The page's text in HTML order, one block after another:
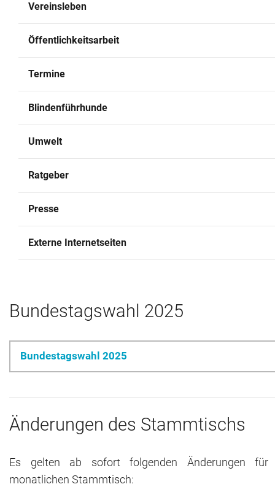
Archiv
Vereinsleben
Öffentlichkeitsarbeit
Termine
Blindenführhunde
Umwelt
Ratgeber
Presse
Externe Internetseiten
Bundestagswahl 2025
Bundestagswahl 2025
Änderungen des Stammtischs
Es gelten ab sofort folgenden Änderungen für
monatlichen Stammtisch: